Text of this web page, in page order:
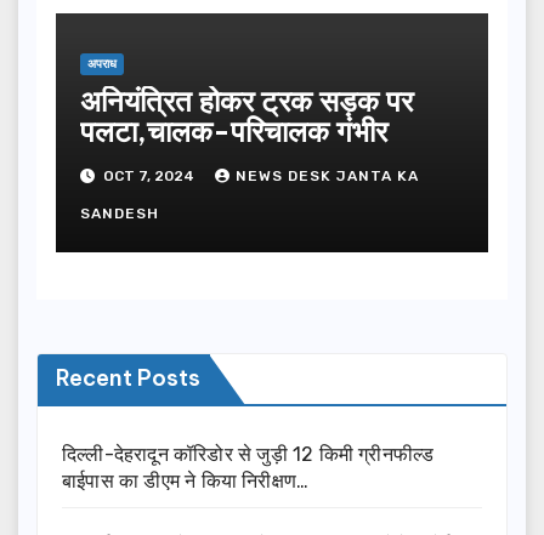
अपराध
अनियंत्रित होकर ट्रक सड़क पर
पलटा,चालक-परिचालक गंभीर
OCT 7, 2024 NEWS DESK JANTA KA
SANDESH
Recent Posts
दिल्ली-देहरादून कॉरिडोर से जुड़ी 12 किमी ग्रीनफील्ड
बाईपास का डीएम ने किया निरीक्षण…